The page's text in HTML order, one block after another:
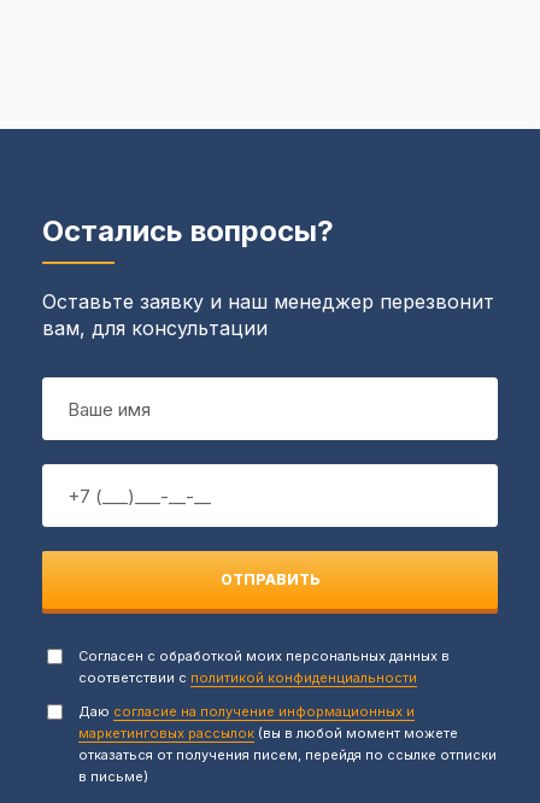
Остались вопросы?
Оставьте заявку и наш менеджер перезвонит
вам, для консультации
ОТПРАВИТЬ
Согласен с обработкой моих персональных данных в
соответствии с политикой конфиденциальности
Даю согласие на получение информационных и
маркетинговых рассылок (вы в любой момент можете
отказаться от получения писем, перейдя по ссылке отписки
в письме)